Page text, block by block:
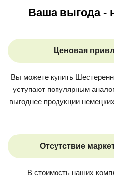
Ваша выгода -
Ценовая
Вы можете купить
уступают популярным
выгоднее продукции
Отсутствие
В стоимость наших